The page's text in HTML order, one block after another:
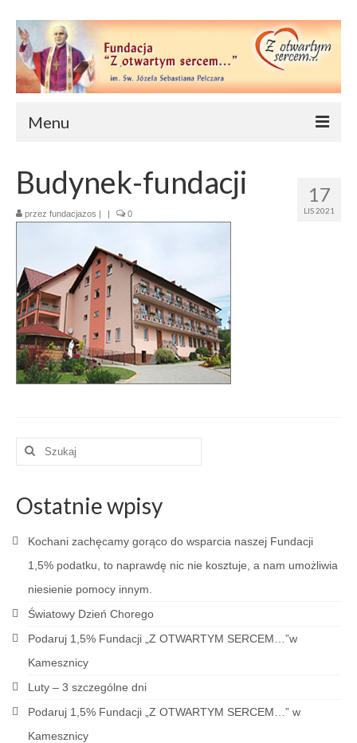
Menu
O nas
Statut
Nasz patron
Zarząd
Sprawozdania
17
LIS 2021
Budynek-fundacji
przez fundacjazos | | 0
Szuklaj
Ostatnie wpisy
Kochani zachęcamy gorąco do wsparcia naszej Fundacji
1,5% podatku, to naprawdę nic nie kosztuje, a nam umożliwia
niesienie pomocy innym.
Światowy Dzień Chorego
Podaruj 1,5% Fundacji „Z OTWARTYM SERCEM…”w
Kamesznicy
Luty – 3 szczególne dni
Podaruj 1,5% Fundacji „Z OTWARTYM SERCEM…” w
Kamesznicy